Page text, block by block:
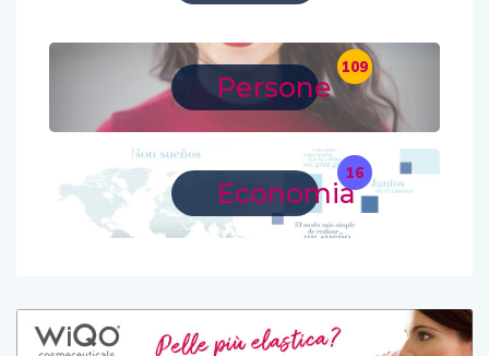
Persone
109
Economia
16